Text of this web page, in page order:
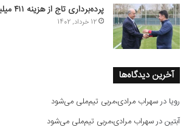
پرده‌برداری تاج از هزینه ۴۱۱ میلیاردی یک باشگاه!
12 خرداد, 1402
آخرین دیدگاه‌ها
رویا درسهراب مرادی،مربی تیم‌ملی می‌شود
آبتیندرسهراب مرادی،مربی تیم‌ملی می‌شود